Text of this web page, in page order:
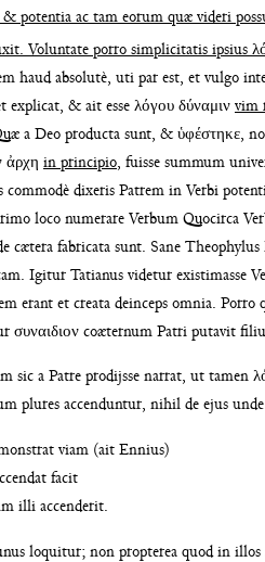
& potentia ac tam eorum quæ videri
Voluntate porro simplicitatis ipsius
haud absolutè, uti par est, et vulgo
explicat, & ait esse λόγου δύναμιν vim
a Deo producta sunt, & ὑφέστηκε,
ἀρχη in principio, fuisse summum
commodè dixeris Patrem in Verbi
loco numerare Verbum Quocirca
cætera fabricata sunt. Sane
Igitur Tatianus videtur existimasse
erant et creata deinceps omnia. Porro
συναιδιον coæternum Patri putavit
sic a Patre prodijsse narrat, ut tamen
plures accenduntur, nihil de ejus unde
viam (ait Ennius)
facit
illi accenderit.
loquitur; non propterea quod in illos